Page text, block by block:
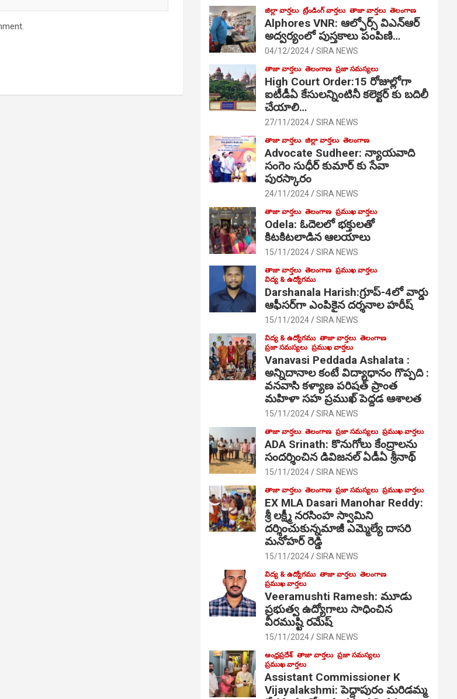
జిల్లా వార్తలు ట్రేండింగ్ వార్తలు తాజా వార్తలు తెలంగాణ
Alphores VNR: ఆల్ఫోర్స్ విఎన్ఆర్
అద్వర్యంలో పుస్తకాలు పంపిణి…
04/12/2024 SIRA NEWS
తాజా వార్తలు తెలంగాణ ప్రజా సమస్యలు
High Court Order:15 రోజుల్లోగా
ఐటీడీఏ కేసులన్నింటినీ కలెక్టర్ కు బదిలీ
చేయాలి…
27/11/2024 SIRA NEWS
తాజా వార్తలు జిల్లా వార్తలు తెలంగాణ
Advocate Sudheer: న్యాయవాది
సంగెం సుధీర్ కుమార్ కు సేవా
పురస్కారం
24/11/2024 SIRA NEWS
తాజా వార్తలు తెలంగాణ ప్రముఖ వార్తలు
Odela: ఓదెల‌లో భక్తులతో
కిటకిటలాడిన ఆల‌యాలు
15/11/2024 SIRA NEWS
తాజా వార్తలు తెలంగాణ ప్రముఖ వార్తలు
విద్య & ఉద్యోగము
Darshanala Harish:గ్రూప్-4లో వార్డు
ఆఫీసర్‌గా ఎంపికైన దర్శనాల హరీష్
15/11/2024 SIRA NEWS
విద్య & ఉద్యోగము తాజా వార్తలు తెలంగాణ
ప్రజా సమస్యలు ప్రముఖ వార్తలు
Vanavasi Peddada Ashalata :
అన్నిదానాల కంటే విద్యాధానం గొప్పది :
వనవాసి కళ్యాణ పరిషత్ ప్రాంత
మహిళా సహ ప్రముఖ్ పెద్దడ ఆశాలత
15/11/2024 SIRA NEWS
తాజా వార్తలు తెలంగాణ ప్రజా సమస్యలు ప్రముఖ వార్తలు
ADA Srinath: కొనుగోలు కేంద్రాల‌ను
సంద‌ర్శించిన డివిజనల్ ఏడీఏ శ్రీనాథ్
15/11/2024 SIRA NEWS
తాజా వార్తలు తెలంగాణ ప్రజా సమస్యలు ప్రముఖ వార్తలు
EX MLA Dasari Manohar Reddy:
శ్రీ లక్ష్మీ నరసింహ స్వామిని
దర్శించుకున్నమాజీ ఎమ్మెల్యే దాసరి
మనోహర్ రెడ్డి
15/11/2024 SIRA NEWS
విద్య & ఉద్యోగము తాజా వార్తలు తెలంగాణ
ప్రముఖ వార్తలు
Veeramushti Ramesh: మూడు
ప్రభుత్వ ఉద్యోగాలు సాధించిన
వీరముష్టి రమేష్
15/11/2024 SIRA NEWS
ఆంధ్రప్రదేశ్ తాజా వార్తలు ప్రజా సమస్యలు
ప్రముఖ వార్తలు
Assistant Commissioner K
Vijayalakshmi: పెద్దాపురం మరిడమ్మ